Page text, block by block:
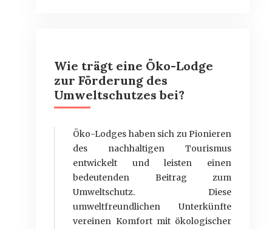
Wie trägt eine Öko-Lodge
zur Förderung des
Umweltschutzes bei?
Öko-Lodges haben sich zu Pionieren
des nachhaltigen Tourismus
entwickelt und leisten einen
bedeutenden Beitrag zum
Umweltschutz. Diese
umweltfreundlichen Unterkünfte
vereinen Komfort mit ökologischer